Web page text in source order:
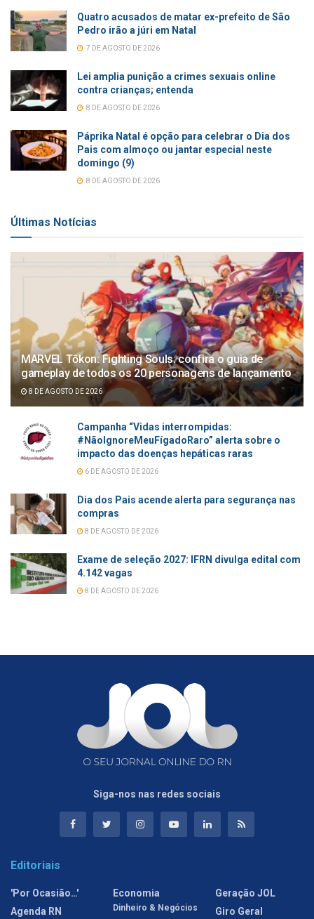
Quatro acusados de matar ex-prefeito de São
Pedro irão a júri em Natal
7 DE AGOSTO DE 2026
Lei amplia punição a crimes sexuais online
contra crianças; entenda
8 DE AGOSTO DE 2026
Páprika Natal é opção para celebrar o Dia dos
Pais com almoço ou jantar especial neste
domingo (9)
8 DE AGOSTO DE 2026
Últimas Notícias
MARVEL Tōkon: Fighting Souls: confira o guia de
gameplay de todos os 20 personagens de lançamento
8 DE AGOSTO DE 2026
Campanha “Vidas interrompidas:
#NãoIgnoreMeuFígadoRaro” alerta sobre o
impacto das doenças hepáticas raras
6 DE AGOSTO DE 2026
Dia dos Pais acende alerta para segurança nas
compras
8 DE AGOSTO DE 2026
Exame de seleção 2027: IFRN divulga edital com
4.142 vagas
8 DE AGOSTO DE 2026
Siga-nos nas redes sociais
Editoriais
'Por Ocasião…'
Agenda RN
Economia
Dinheiro & Negócios
Geração JOL
Giro Geral